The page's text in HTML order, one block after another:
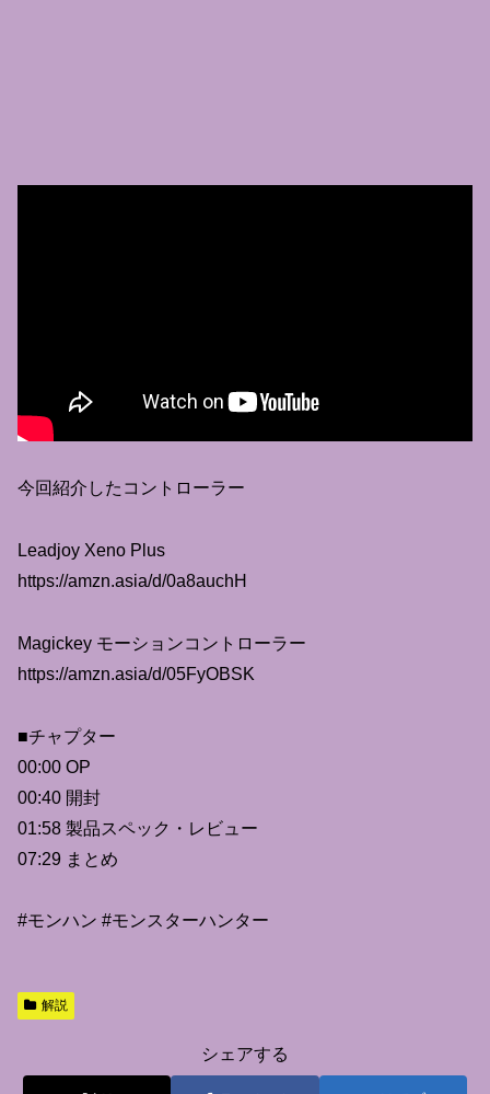
今回紹介したコントローラー
Leadjoy Xeno Plus
https://amzn.asia/d/0a8auchH
Magickey モーションコントローラー
https://amzn.asia/d/05FyOBSK
■チャプター
00:00 OP
00:40 開封
01:58 製品スペック・レビュー
07:29 まとめ
#モンハン #モンスターハンター
解説
シェアする